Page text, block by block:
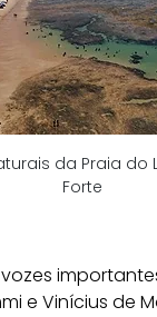
da Praia do
Forte
e Vinícius de